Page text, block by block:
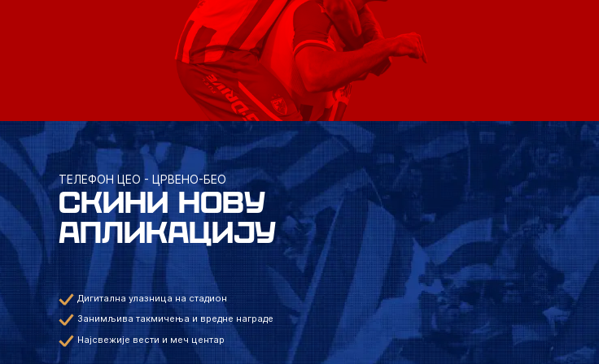
ТЕЛЕФОН ЦЕО - ЦРВЕНО-БЕО
СКИНИ НОВУ
АПЛИКАЦИЈУ
Дигитална улазница на стадион
Занимљива такмичења и вредне награде
Најсвежије вести и меч центар